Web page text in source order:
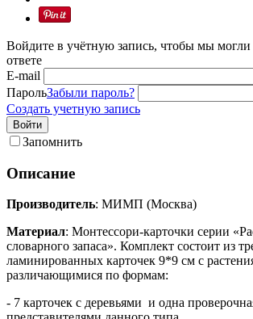
Войдите в учётную запись, чтобы мы
ответе
E-mail
ПарольЗабыли пароль?
Создать учетную запись
Войти
Запомнить
Описание
Производитель: МИМП (Москва)
Материал: Монтессори-карточки серии
словарного запаса». Комплект состоит из
ламинированных карточек 9*9 см с
различающимися по формам:
- 7 карточек с деревьями и одна